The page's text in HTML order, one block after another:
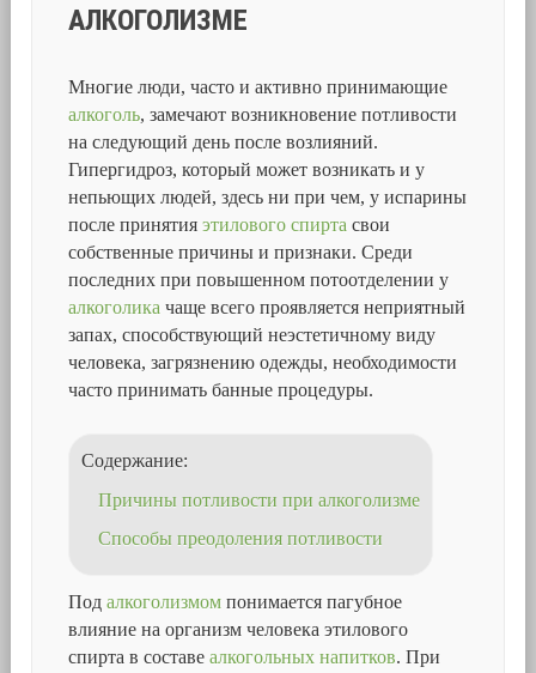
АЛКОГОЛИЗМЕ
Многие люди, часто и активно принимающие
алкоголь, замечают возникновение потливости
на следующий день после возлияний.
Гипергидроз, который может возникать и у
непьющих людей, здесь ни при чем, у испарины
после принятияэтилового спирта свои
собственные причины и признаки. Среди
последних при повышенном потоотделении у
алкоголика чаще всего проявляется неприятный
запах, способствующий неэстетичному виду
человека, загрязнению одежды, необходимости
часто принимать банные процедуры.
Содержание:
Причины потливости при алкоголизме
Способы преодоления потливости
Подалкоголизмом понимается пагубное
влияние на организм человека этилового
спирта в составеалкогольных напитков. При